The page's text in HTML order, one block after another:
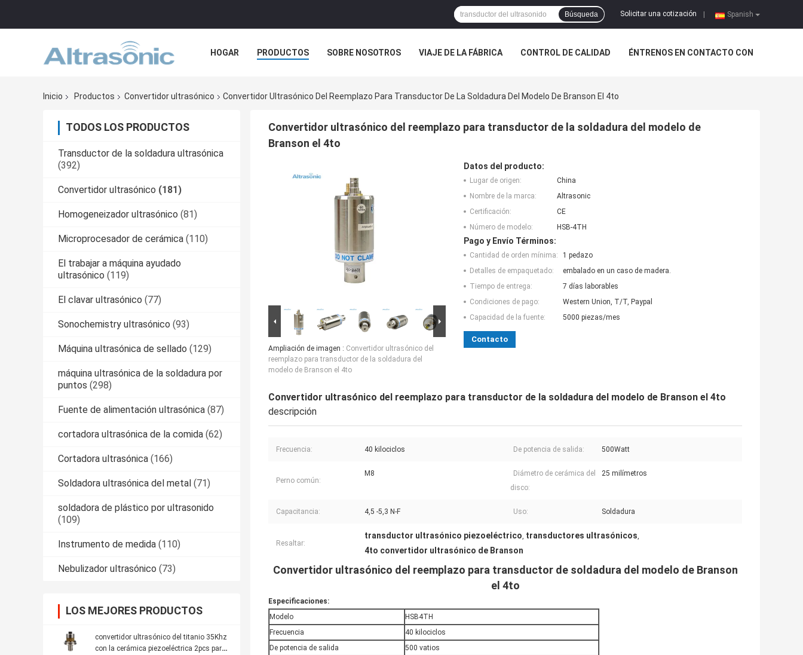
Spanish
Solicitar una cotización
Búsqueda
HOGAR PRODUCTOS SOBRE NOSOTROS VIAJE DE LA FÁBRICA CONTROL DE CALIDAD ÉNTRENOS EN CONTACTO CON
Inicio
Productos Convertidor ultrasónico Convertidor Ultrasónico Del Reemplazo Para Transductor De La Soldadura Del Modelo De Branson El 4to
TODOS LOS PRODUCTOS
Transductor de la soldadura ultrasónica
(392)
Convertidor ultrasónico (181)
Homogeneizador ultrasónico (81)
Microprocesador de cerámica (110)
El trabajar a máquina ayudado
ultrasónico (119)
El clavar ultrasónico (77)
Sonochemistry ultrasónico (93)
Máquina ultrasónica de sellado (129)
máquina ultrasónica de la soldadura por
puntos (298)
Fuente de alimentación ultrasónica (87)
cortadora ultrasónica de la comida (62)
Cortadora ultrasónica (166)
Soldadora ultrasónica del metal (71)
soldadora de plástico por ultrasonido
(109)
Instrumento de medida (110)
Nebulizador ultrasónico (73)
LOS MEJORES PRODUCTOS
convertidor ultrasónico del titanio 35Khz
con la cerámica piezoeléctrica 2pcs para
Convertidor ultrasónico del reemplazo para transductor de la soldadura del modelo de
Branson el 4to
Ampliación de imagen : Convertidor ultrasónico del
reemplazo para transductor de la soldadura del
modelo de Branson el 4to
Datos del producto:
Lugar de origen:
China
Nombre de la marca:
Altrasonic
Certificación:
CE
Número de modelo:
HSB-4TH
Pago y Envío Términos:
Cantidad de orden mínima:
1 pedazo
Detalles de empaquetado:
embalado en un caso de madera.
Tiempo de entrega:
7 días laborables
Condiciones de pago:
Western Union, T/T, Paypal
Capacidad de la fuente:
5000 piezas/mes
Contacto
Convertidor ultrasónico del reemplazo para transductor de la soldadura del modelo de Branson el 4to
descripción
Frecuencia: 40 kilociclos De potencia de salida: 500Watt
Perno común:
M8
Diámetro de cerámica del
disco:
25 milímetros
Capacitancia: 4,5 -5,3 N-F Uso: Soldadura
Resaltar:
transductor ultrasónico piezoeléctrico, transductores ultrasónicos,
4to convertidor ultrasónico de Branson
Convertidor ultrasónico del reemplazo para transductor de soldadura del modelo de Branson
el 4to
Especificaciones:
Modelo
HSB4TH
Frecuencia
40 kilociclos
De potencia de salida
500 vatios